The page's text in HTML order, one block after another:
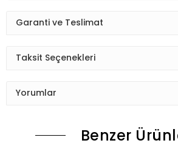
Garanti ve Teslimat
Taksit Seçenekleri
Yorumlar
Benzer